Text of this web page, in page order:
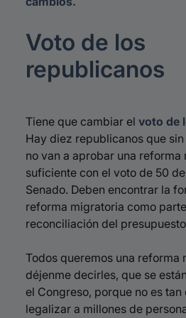
Voto de los
republicanos
Tiene que cambiar el voto de
Hay diez republicanos que
no van a aprobar una reforma
suficiente con el voto de 50
Senado. Deben encontrar la
reforma migratoria como
reconciliación del
Todos queremos una reforma
déjenme decirles, que se
el Congreso, porque no es
legalizar a millones de